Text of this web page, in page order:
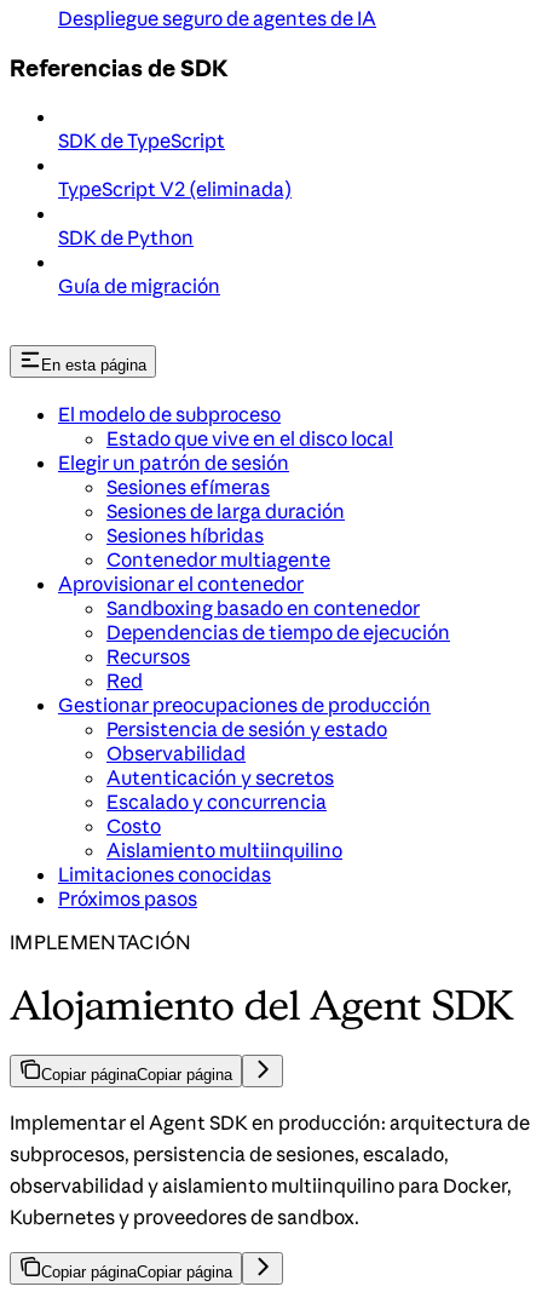
Despliegue seguro de agentes de IA
Referencias de SDK
SDK de TypeScript
TypeScript V2 (eliminada)
SDK de Python
Guía de migración
En esta página
El modelo de subproceso
Estado que vive en el disco local
Elegir un patrón de sesión
Sesiones efímeras
Sesiones de larga duración
Sesiones híbridas
Contenedor multiagente
Aprovisionar el contenedor
Sandboxing basado en contenedor
Dependencias de tiempo de ejecución
Recursos
Red
Gestionar preocupaciones de producción
Persistencia de sesión y estado
Observabilidad
Autenticación y secretos
Escalado y concurrencia
Costo
Aislamiento multiinquilino
Limitaciones conocidas
Próximos pasos
IMPLEMENTACIÓN
Alojamiento del Agent SDK
Copiar páginaCopiar página
Implementar el Agent SDK en producción: arquitectura de
subprocesos, persistencia de sesiones, escalado,
observabilidad y aislamiento multiinquilino para Docker,
Kubernetes y proveedores de sandbox.
Copiar páginaCopiar página